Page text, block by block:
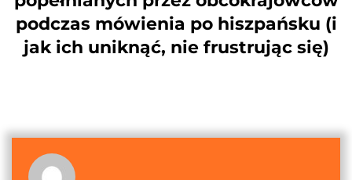
podczas mówienia po hiszpańsku (i
jak ich uniknąć, nie frustrując się)